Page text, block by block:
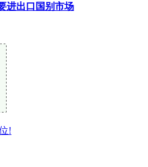
进出口国别市场
!